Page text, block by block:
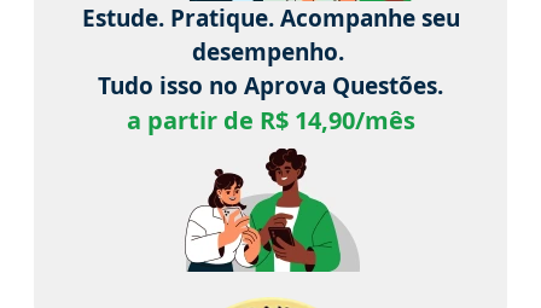
Estude. Pratique. Acompanhe seu
desempenho.
Tudo isso no Aprova Questões.
a partir de R$ 14,90/mês